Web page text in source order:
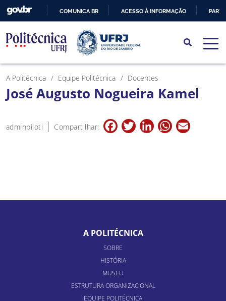
PARA
O
CONTEÚDO
COMUNICA BR ACESSO À INFORMAÇÃO
A Politécnica Equipe Politécnica Docentes
José Augusto Nogueira Kamel
adminpiloti Compartilhar: Facebook
TwitterLinkedInWhatsApp
Email
A POLITÉCNICA
SOBRE
HISTÓRIA
MUSEU
ESTRUTURA ORGANIZACIONAL
EQUIPE POLITÉCNICA